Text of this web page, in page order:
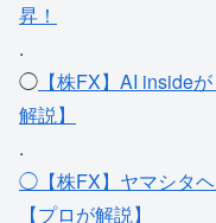
昇！
.
◯ 【株FX】AI inside
解説】
.
◯【株FX】ヤマシタヘ
【プロが解説】